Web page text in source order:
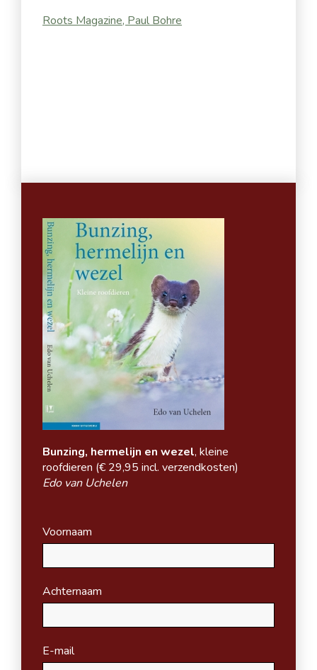
Roots Magazine, Paul Bohre
Bunzing, hermelijn en wezel, kleine
roofdieren (€ 29,95 incl. verzendkosten)
Edo van Uchelen
Voornaam
Achternaam
E-mail